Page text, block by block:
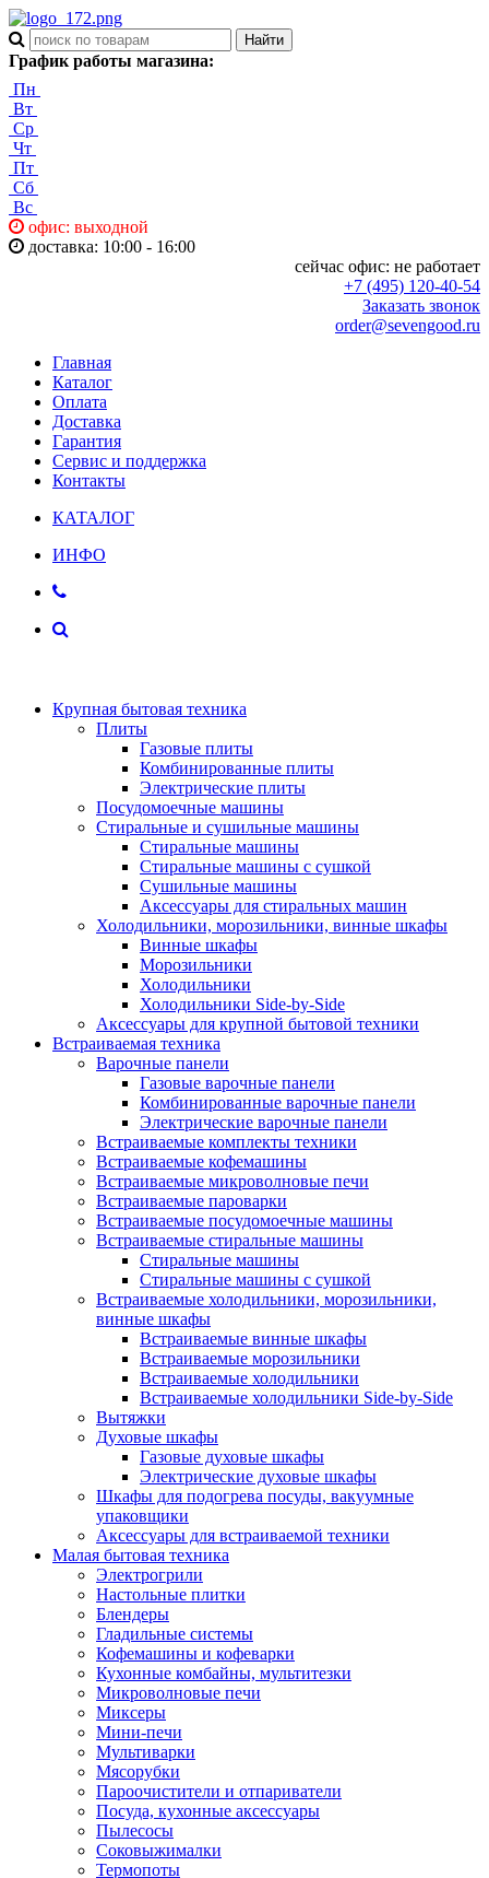
График работы магазина:
Пн
Вт
Ср
Чт
Пт
Сб
Вс
офис: выходной
доставка: 10:00 - 16:00
сейчас офис: не работает
+7 (495) 120-40-54
Заказать звонок
order@sevengood.ru
Главная
Каталог
Оплата
Доставка
Гарантия
Сервис и поддержка
Контакты
КАТАЛОГ
ИНФО
Крупная бытовая техника
Плиты
Газовые плиты
Комбинированные плиты
Электрические плиты
Посудомоечные машины
Стиральные и сушильные машины
Стиральные машины
Стиральные машины с сушкой
Сушильные машины
Аксессуары для стиральных машин
Холодильники, морозильники, винные шкафы
Винные шкафы
Морозильники
Холодильники
Холодильники Side-by-Side
Аксессуары для крупной бытовой техники
Встраиваемая техника
Варочные панели
Газовые варочные панели
Комбинированные варочные панели
Электрические варочные панели
Встраиваемые комплекты техники
Встраиваемые кофемашины
Встраиваемые микроволновые печи
Встраиваемые пароварки
Встраиваемые посудомоечные машины
Встраиваемые стиральные машины
Стиральные машины
Стиральные машины с сушкой
Встраиваемые холодильники, морозильники,
винные шкафы
Встраиваемые винные шкафы
Встраиваемые морозильники
Встраиваемые холодильники
Встраиваемые холодильники Side-by-Side
Вытяжки
Духовые шкафы
Газовые духовые шкафы
Электрические духовые шкафы
Шкафы для подогрева посуды, вакуумные
упаковщики
Аксессуары для встраиваемой техники
Малая бытовая техника
Электрогрили
Настольные плитки
Блендеры
Гладильные системы
Кофемашины и кофеварки
Кухонные комбайны, мультитезки
Микроволновые печи
Миксеры
Мини-печи
Мультиварки
Мясорубки
Пароочистители и отпариватели
Посуда, кухонные аксессуары
Пылесосы
Соковыжималки
Термопоты